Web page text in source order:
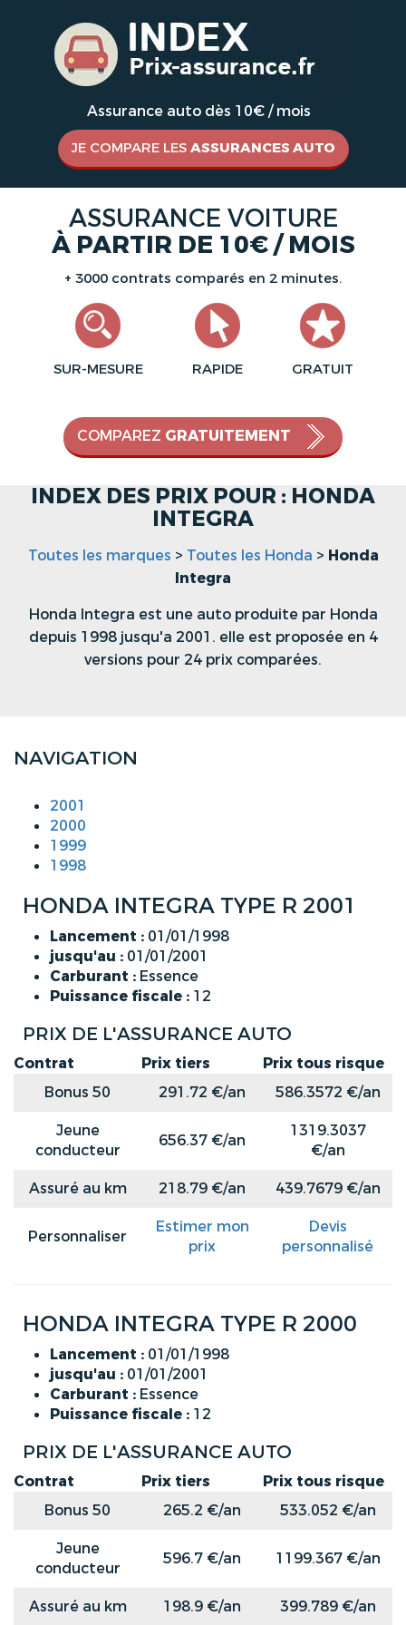
Assurance auto dès 10€ / mois
JE COMPARE LES ASSURANCES AUTO
ASSURANCE VOITURE
À PARTIR DE 10€ / MOIS
+ 3000 contrats comparés en 2 minutes.
SUR-MESURE RAPIDE GRATUIT
COMPAREZ GRATUITEMENT
INDEX DES PRIX POUR : HONDA
INTEGRA
Toutes les marques > Toutes les Honda > Honda
Integra
Honda Integra est une auto produite par Honda
depuis 1998 jusqu'a 2001. elle est proposée en 4
versions pour 24 prix comparées.
NAVIGATION
2001
2000
1999
1998
HONDA INTEGRA TYPE R 2001
Lancement : 01/01/1998
jusqu'au : 01/01/2001
Carburant : Essence
Puissance fiscale : 12
PRIX DE L'ASSURANCE AUTO
Contrat Prix tiers
Prix tous risque
Bonus 50
291.72 €/an
586.3572 €/an
Jeune
conducteur
656.37 €/an
1319.3037
€/an
Assuré au km
218.79 €/an 439.7679 €/an
Personnaliser
Estimer mon
prix
Devis
personnalisé
HONDA INTEGRA TYPE R 2000
Lancement : 01/01/1998
jusqu'au : 01/01/2001
Carburant : Essence
Puissance fiscale : 12
PRIX DE L'ASSURANCE AUTO
Contrat Prix tiers
Prix tous risque
Bonus 50
265.2 €/an
533.052 €/an
Jeune
conducteur
596.7 €/an 1199.367 €/an
Assuré au km 198.9 €/an 399.789 €/an